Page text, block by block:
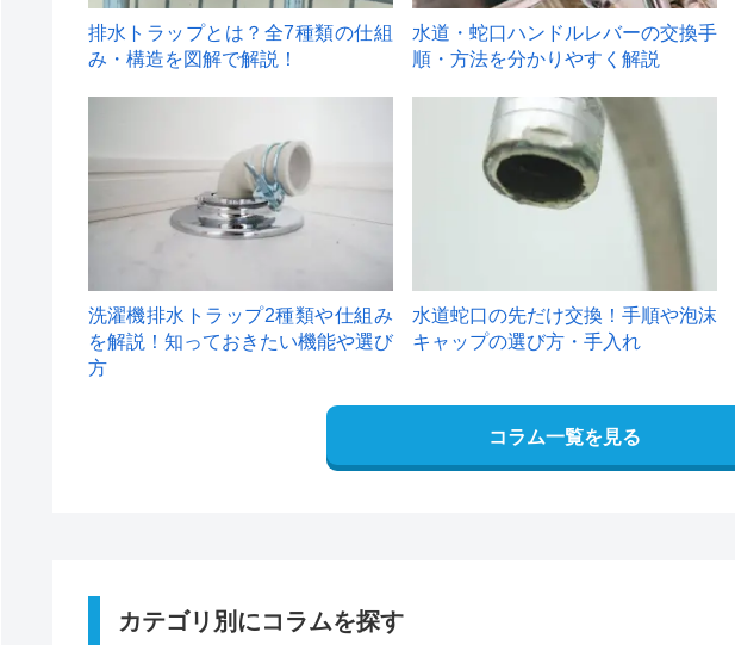
排水トラップとは？全7種類の仕組
み・構造を図解で解説！
水道・蛇口ハンドルレバーの交換手
順・方法を分かりやすく解説
洗濯機排水トラップ2種類や仕組み
を解説！知っておきたい機能や選び
方
水道蛇口の先だけ交換！手順や泡沫
キャップの選び方・手入れ
コラム一覧を見る
カテゴリ別にコラムを探す